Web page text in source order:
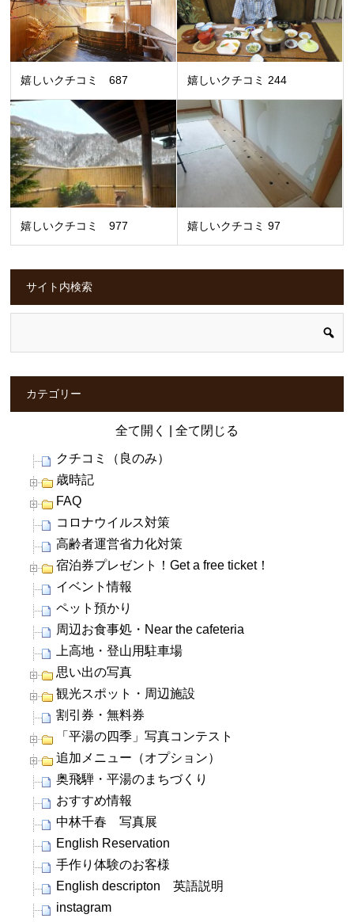
嬉しいクチコミ 687 嬉しいクチコミ 244
嬉しいクチコミ 977 嬉しいクチコミ 97
サイト内検索
カテゴリー
全て開く 全て閉じる
クチコミ（良のみ）
歳時記
FAQ
コロナウイルス対策
高齢者運営省力化対策
宿泊券プレゼント！Get a free ticket！
イベント情報
ペット預かり
周辺お食事処・Near the cafeteria
上高地・登山用駐車場
思い出の写真
観光スポット・周辺施設
割引券・無料券
「平湯の四季」写真コンテスト
追加メニュー（オプション）
奥飛騨・平湯のまちづくり
おすすめ情報
中林千春 写真展
English Reservation
手作り体験のお客様
English descripton 英語説明
instagram